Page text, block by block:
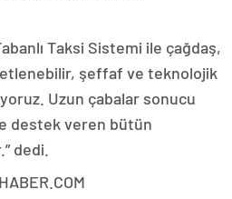
Taksi Sistemi ile çağdaş,
şeffaf ve teknolojik
Uzun çabalar sonucu
destek veren bütün
dedi.